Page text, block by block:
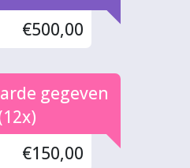
€500,00
gegeven
€150,00